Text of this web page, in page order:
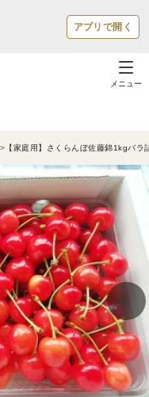
アプリで開く
メニュー
【家庭用】さくらんぼ佐藤錦1kgバラ